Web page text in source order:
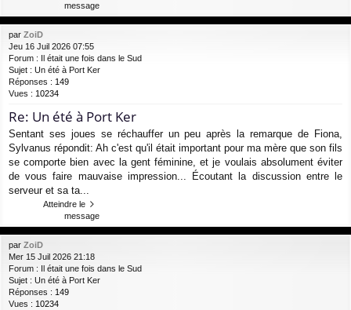
message
par ZoiD
Jeu 16 Juil 2026 07:55
Forum : Il était une fois dans le Sud
Sujet : Un été à Port Ker
Réponses : 149
Vues : 10234
Re: Un été à Port Ker
Sentant ses joues se réchauffer un peu après la remarque de Fiona,
Sylvanus répondit: Ah c'est qu'il était important pour ma mère que son fils
se comporte bien avec la gent féminine, et je voulais absolument éviter
de vous faire mauvaise impression... Écoutant la discussion entre le
serveur et sa ta...
Atteindre le
message
par ZoiD
Mer 15 Juil 2026 21:18
Forum :
Il était une fois dans le Sud
Sujet : Un été à Port Ker
Réponses : 149
Vues : 10234